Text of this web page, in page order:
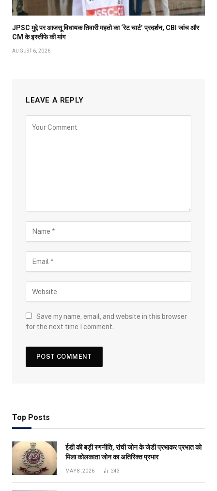
JPSC मुद्दे पर आजसू विधायक तिवारी महतो का ‘रेट चार्ट’ प्रदर्शन, CBI जांच और
CM के इस्तीफे की मांग
AUGUST 6, 2026
LEAVE A REPLY
Save my name, email, and website in this browser
for the next time I comment.
Top Posts
ईडी की बड़ी रणनीति, रांची जोन के जेडी प्रभाकर प्रभात को
मिला कोलकाता जोन का अतिरिक्त प्रभार
MAY 8, 2026 243